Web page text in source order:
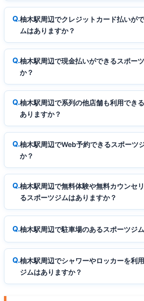
柚木駅周辺でクレジットカード払いが
ムはありますか？
柚木駅周辺で現金払いができるスポー
か？
柚木駅周辺で系列の他店舗も利用でき
ありますか？
柚木駅周辺でWeb予約できるスポーツ
か？
柚木駅周辺で無料体験や無料カウンセ
るスポーツジムはありますか？
柚木駅周辺で駐車場のあるスポーツジ
柚木駅周辺でシャワーやロッカーを利
ジムはありますか？